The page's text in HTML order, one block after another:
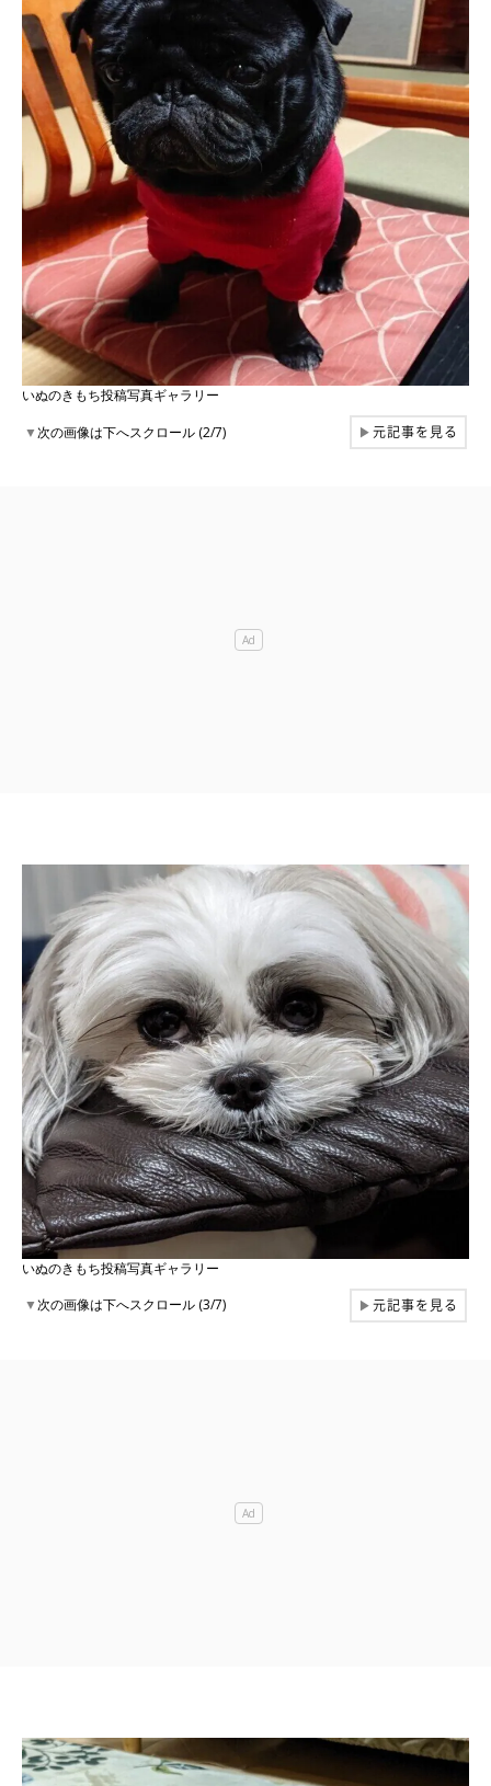
いぬのきもち投稿写真ギャラリー
▼次の画像は下へスクロール (2/7) ▶元記事を見る
いぬのきもち投稿写真ギャラリー
▼次の画像は下へスクロール (3/7) ▶元記事を見る